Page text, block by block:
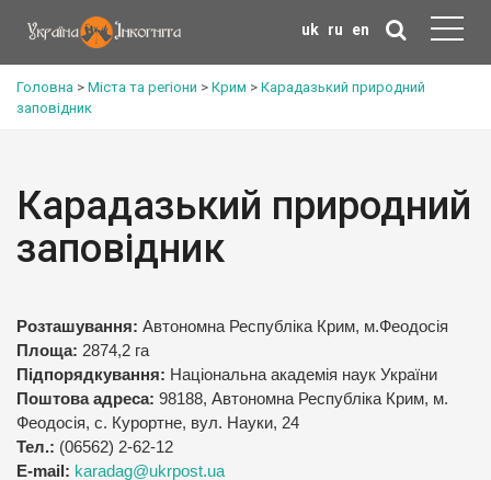
uk ru en
Головна > Міста та регіони > Крим > Карадазький природний
заповідник
Карадазький природний
заповідник
Розташування: Автономна Республіка Крим, м.Феодосія
Площа: 2874,2 га
Підпорядкування: Національна академія наук України
Поштова адреса: 98188, Автономна Республіка Крим, м.
Феодосія, с. Курортне, вул. Науки, 24
Тел.: (06562) 2-62-12
E-mail: karadag@ukrpost.ua